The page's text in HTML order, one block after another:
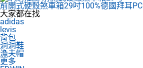
前開式硬殼煞車箱29吋100%德國拜耳PC
大家都在找
adidas
levis
背包
洞洞鞋
漁夫帽
更多